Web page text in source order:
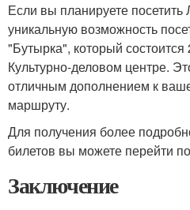
Если вы планируете посетить
уникальную возможность
"Бутырка", который
Культурно-деловом центре.
отличным дополнением к
маршруту.
Для получения более
билетов вы можете перейти по
Заключение